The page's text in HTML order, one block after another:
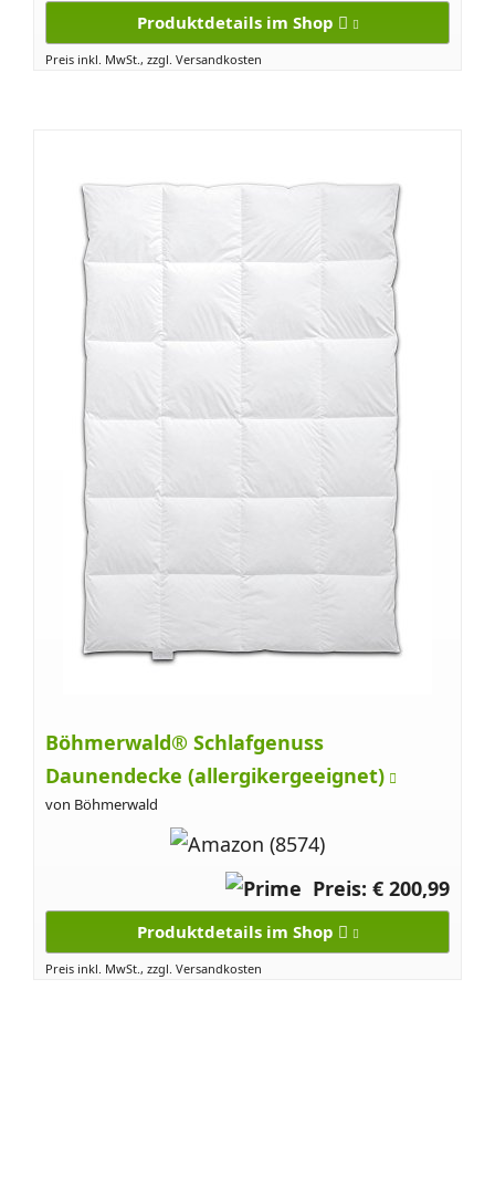
Produktdetails im Shop
Preis inkl. MwSt., zzgl. Versandkosten
Böhmerwald® Schlafgenuss
Daunendecke (allergikergeeignet)
von Böhmerwald
Preis: € 200,99
Produktdetails im Shop
Preis inkl. MwSt., zzgl. Versandkosten